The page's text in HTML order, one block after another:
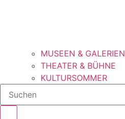
MUSEEN & GALERIEN
THEATER & BÜHNE
KULTURSOMMER
Search